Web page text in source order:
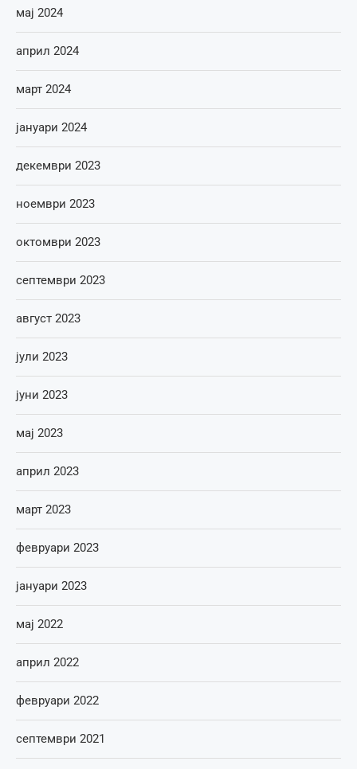
мај 2024
април 2024
март 2024
јануари 2024
декември 2023
ноември 2023
октомври 2023
септември 2023
август 2023
јули 2023
јуни 2023
мај 2023
април 2023
март 2023
февруари 2023
јануари 2023
мај 2022
април 2022
февруари 2022
септември 2021